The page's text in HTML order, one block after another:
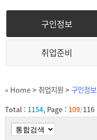
구인정보
취업준비
» Home>취업지원 >구인정보
Total : 1154, Page : 109/116